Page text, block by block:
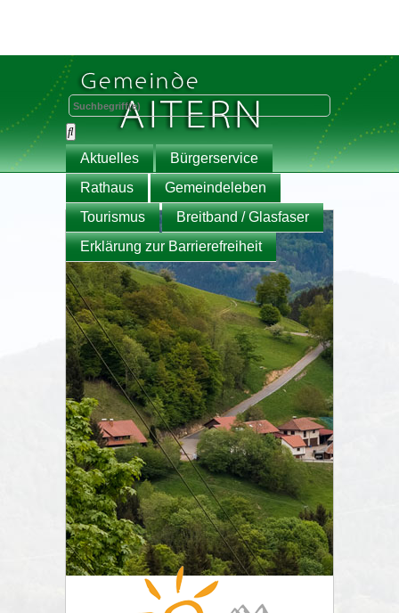
Aktuelles
Bürgerservice
Rathaus
Gemeindeleben
Tourismus
Breitband / Glasfaser
Erklärung zur Barrierefreiheit